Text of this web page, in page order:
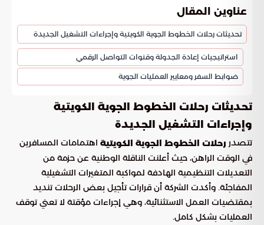
عناوين المقال
تحديثات رحلات الخطوط الجوية الكويتية وإجراءات التشغيل الجديدة
استراتيجيات إعادة الجدولة وقنوات التواصل الرقمي
ضوابط السفر ومعايير العمليات الجوية
تحديثات رحلات الخطوط الجوية الكويتية
وإجراءات التشغيل الجديدة
تتصدر رحلات الخطوط الجوية الكويتية اهتمامات المسافرين
في الوقت الراهن، حيث أعلنت الناقلة الوطنية عن حزمة من
التعديلات التنظيمية الهادفة لمواكبة المتغيرات التشغيلية
المفاجئة. وأكدت الشركة أن قرارات تأجيل بعض الرحلات تنديد
بمقتضيات العمل الاستثنائية، وهي إجراءات مؤقتة لا تعني توقف
العمليات بشكل كامل.